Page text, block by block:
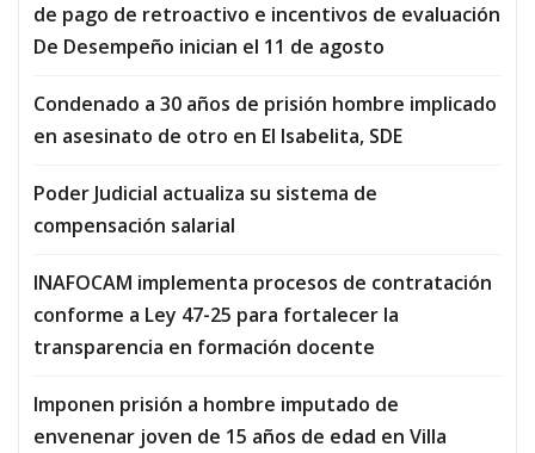
de pago de retroactivo e incentivos de evaluación
De Desempeño inician el 11 de agosto
Condenado a 30 años de prisión hombre implicado
en asesinato de otro en El Isabelita, SDE
Poder Judicial actualiza su sistema de
compensación salarial
INAFOCAM implementa procesos de contratación
conforme a Ley 47-25 para fortalecer la
transparencia en formación docente
Imponen prisión a hombre imputado de
envenenar joven de 15 años de edad en Villa